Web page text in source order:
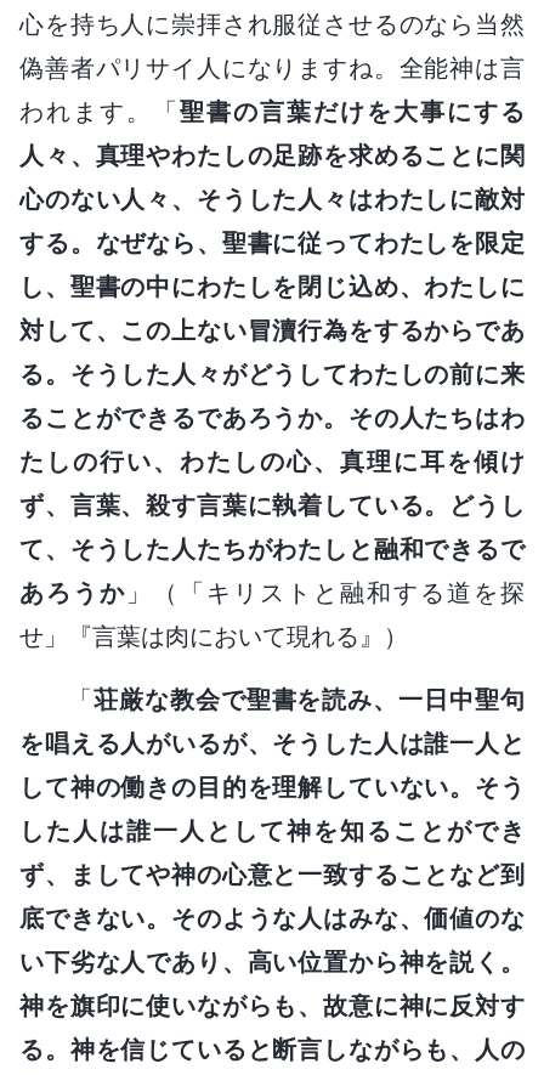
心を持ち人に崇拝され服従させるのなら当然
偽善者パリサイ人になりますね。全能神は言
われます。「聖書の言葉だけを大事にする
人々、真理やわたしの足跡を求めることに関
心のない人々、そうした人々はわたしに敵対
する。なぜなら、聖書に従ってわたしを限定
し、聖書の中にわたしを閉じ込め、わたしに
対して、この上ない冒瀆行為をするからであ
る。そうした人々がどうしてわたしの前に来
ることができるであろうか。その人たちはわ
たしの行い、わたしの心、真理に耳を傾け
ず、言葉、殺す言葉に執着している。どうし
て、そうした人たちがわたしと融和できるで
あろうか 」（「キリストと融和する道を探
せ」『言葉は肉において現れる』）
「荘厳な教会で聖書を読み、一日中聖句
を唱える人がいるが、そうした人は誰一人と
して神の働きの目的を理解していない。そう
した人は誰一人として神を知ることができ
ず、ましてや神の心意と一致することなど到
底できない。そのような人はみな、価値のな
い下劣な人であり、高い位置から神を説く。
神を旗印に使いながらも、故意に神に反対す
る。神を信じていると断言しながらも、人の